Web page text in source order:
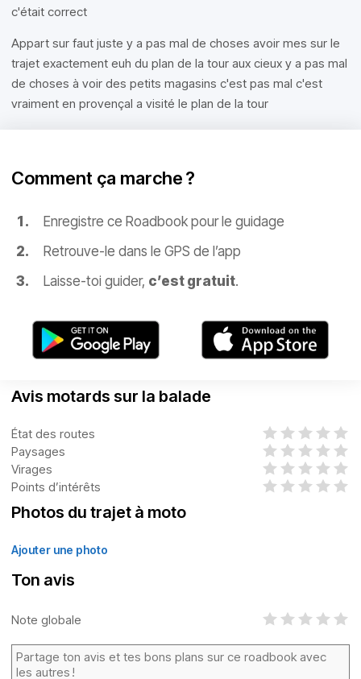
c'était correct
Appart sur faut juste y a pas mal de choses avoir mes sur le
trajet exactement euh du plan de la tour aux cieux y a pas mal
de choses à voir des petits magasins c'est pas mal c'est
vraiment en provençal a visité le plan de la tour
Comment ça marche ?
Enregistre ce Roadbook pour le guidage
Retrouve-le dans le GPS de l’app
Laisse-toi guider, c’est gratuit.
Avis motards sur la balade
État des routes
Paysages
Virages
Points d’intérêts
Photos du trajet à moto
Ajouter une photo
Ton avis
Note globale